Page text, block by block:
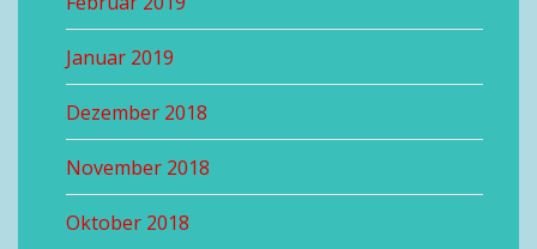
Januar 2019
Dezember 2018
November 2018
Oktober 2018